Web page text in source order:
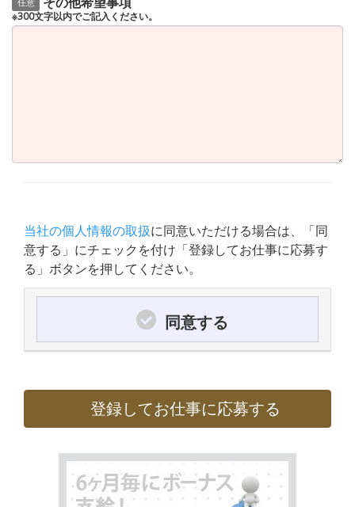
※300文字以内でご記入ください。
当社の個人情報の取扱に同意いただける場合は、「同
意する」にチェックを付け「登録してお仕事に応募す
る」ボタンを押してください。
同意する